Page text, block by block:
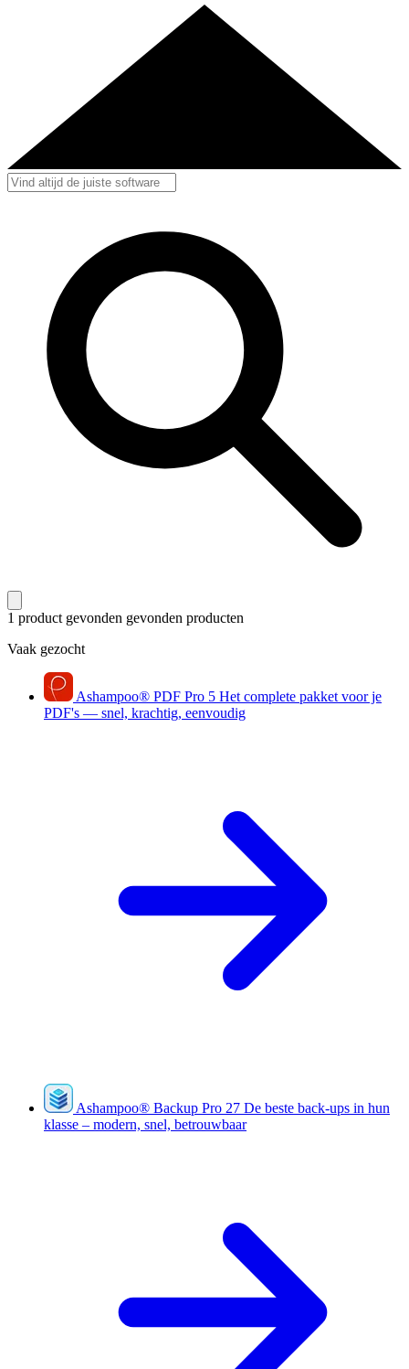
1 product gevonden gevonden producten
Vaak gezocht
Ashampoo® PDF Pro 5 Het complete pakket voor je
PDF's — snel, krachtig, eenvoudig
Ashampoo® Backup Pro 27 De beste back-ups in hun
klasse – modern, snel, betrouwbaar